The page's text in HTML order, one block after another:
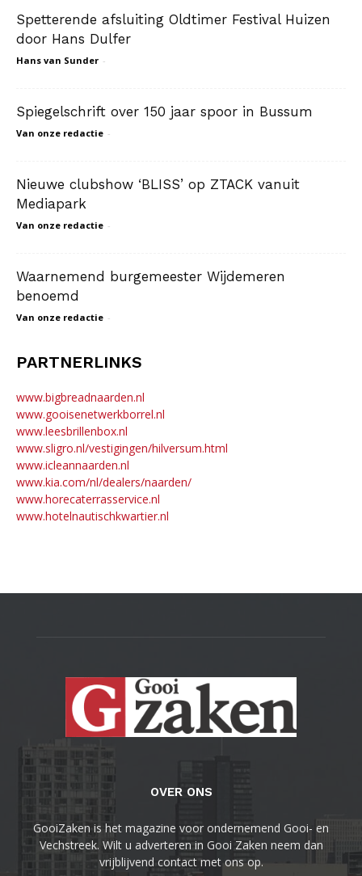
Spetterende afsluiting Oldtimer Festival Huizen
door Hans Dulfer
Hans van Sunder -
Spiegelschrift over 150 jaar spoor in Bussum
Van onze redactie -
Nieuwe clubshow ‘BLISS’ op ZTACK vanuit
Mediapark
Van onze redactie -
Waarnemend burgemeester Wijdemeren
benoemd
Van onze redactie -
PARTNERLINKS
www.bigbreadnaarden.nl
www.gooisenetwerkborrel.nl
www.leesbrillenbox.nl
www.sligro.nl/vestigingen/hilversum.html
www.icleannaarden.nl
www.kia.com/nl/dealers/naarden/
www.horecaterrasservice.nl
www.hotelnautischkwartier.nl
OVER ONS
GooiZaken is het magazine voor ondernemend Gooi- en
Vechstreek. Wilt u adverteren in Gooi Zaken neem dan
vrijblijvend contact met ons op.